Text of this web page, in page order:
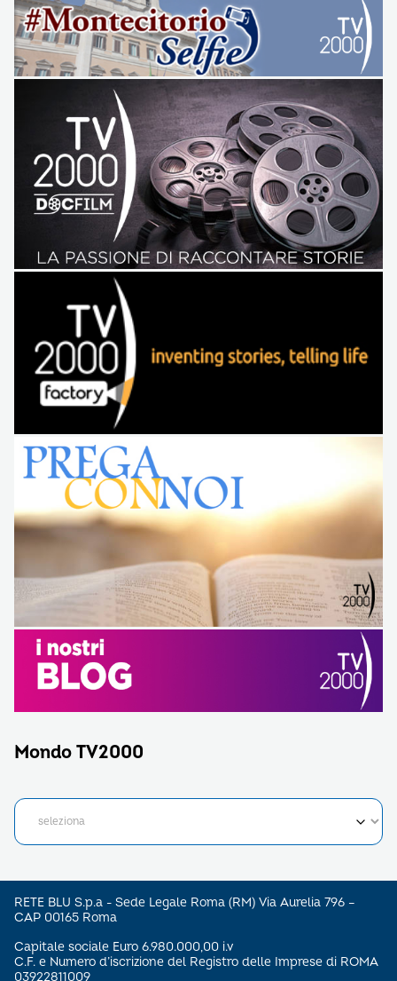
Mondo TV2000
RETE BLU S.p.a - Sede Legale Roma (RM) Via Aurelia 796 –
CAP 00165 Roma
Capitale sociale Euro 6.980.000,00 i.v
C.F. e Numero d’iscrizione del Registro delle Imprese di ROMA
03922811009